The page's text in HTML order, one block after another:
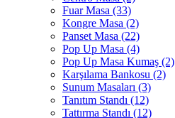
Fuar Masa (33)
Kongre Masa (2)
Panset Masa (22)
Pop Up Masa (4)
Pop Up Masa Kumaş (2)
Karşılama Bankosu (2)
Sunum Masaları (3)
Tanıtım Standı (12)
Tattırma Standı (12)